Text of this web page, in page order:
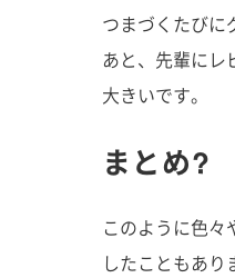
つまづくたびに
あと、先輩に
大きいです
まとめ?
このように色
したこともあ